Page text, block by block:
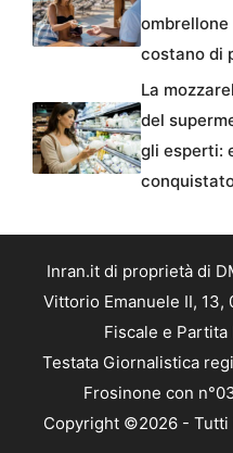
costano di
La
del
gli esperti:
Inran.it di proprietà di
Vittorio Emanuele II, 13,
Fiscale e
Testata Giornalistica
Frosinone con
Copyright ©2026 -